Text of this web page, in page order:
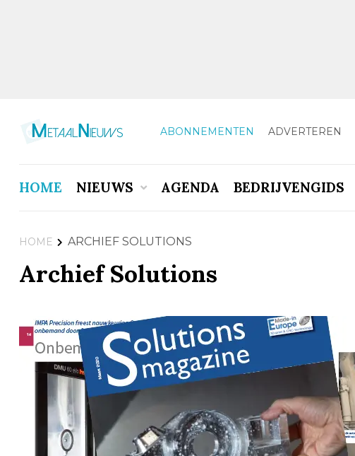
ABONNEMENTEN ADVERTEREN
HOME NIEUWS AGENDA BEDRIJVENGIDS
HOME ARCHIEF SOLUTIONS
Archief Solutions